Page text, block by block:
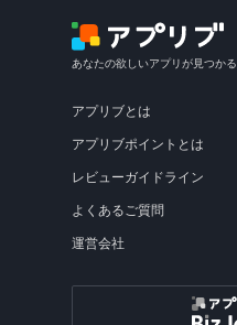
あなたの欲しいアプリが見つかる
アプリブとは
アプリブポイントとは
レビューガイドライン
よくあるご質問
運営会社